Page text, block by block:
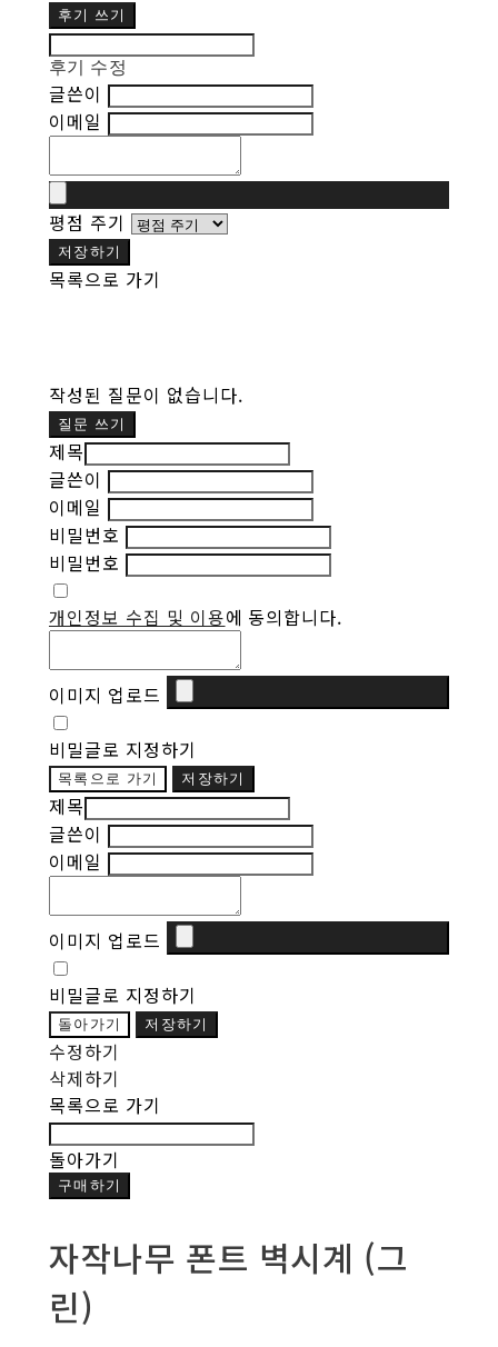
후기 쓰기
후기 수정
글쓴이
이메일
평점 주기
저장하기
목록으로 가기
작성된 질문이 없습니다.
질문 쓰기
제목
글쓴이
이메일
비밀번호
비밀번호
개인정보 수집 및 이용에 동의합니다.
이미지 업로드
비밀글로 지정하기
목록으로 가기 저장하기
제목
글쓴이
이메일
이미지 업로드
비밀글로 지정하기
돌아가기 저장하기
수정하기
삭제하기
목록으로 가기
돌아가기
구매하기
자작나무 폰트 벽시계 (그
린)